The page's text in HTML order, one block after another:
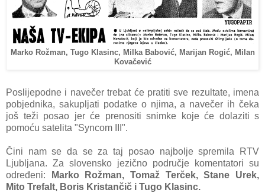
Marko Rožman, Tugo Klasinc, Milka Babović, Marijan Rogić, Milan
Kovačević
Poslijepodne i navečer trebat će pratiti sve rezultate, imena
pobjednika, sakupljati podatke o njima, a navečer ih čeka
još teži posao jer će prenositi snimke koje će dolaziti s
pomoću satelita "Syncom III".
Čini nam se da se za taj posao najbolje spremila RTV
Ljubljana. Za slovensko jezično područje komentatori su
određeni:
Marko Rožman, Tomaž Terček, Stane Urek,
Mito Trefalt, Boris Kristančič i Tugo Klasinc.